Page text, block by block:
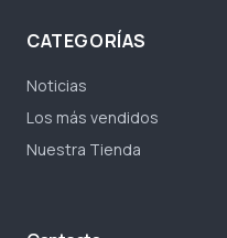
CATEGORÍAS
Noticias
Los más vendidos
Nuestra Tienda